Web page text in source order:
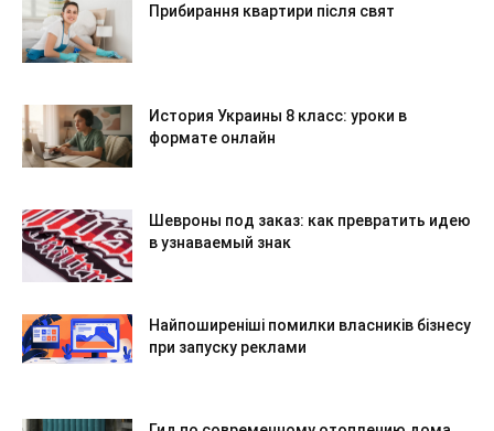
Прибирання квартири після свят
История Украины 8 класс: уроки в
формате онлайн
Шевроны под заказ: как превратить идею
в узнаваемый знак
Найпоширеніші помилки власників бізнесу
при запуску реклами